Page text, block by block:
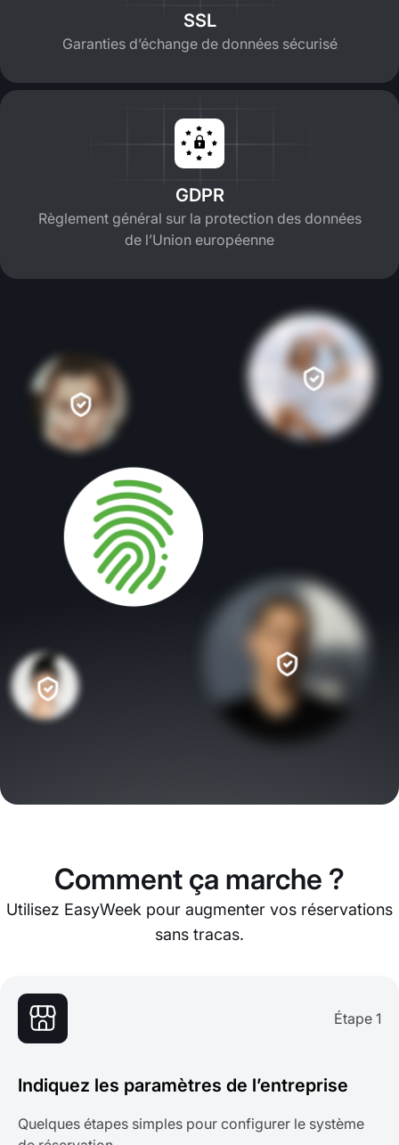
SSL
Garanties d’échange de données sécurisé
GDPR
Règlement général sur la protection des données
de l’Union européenne
Comment ça marche ?
Utilisez EasyWeek pour augmenter vos réservations
sans tracas.
Étape 1
Indiquez les paramètres de l’entreprise
Quelques étapes simples pour configurer le système